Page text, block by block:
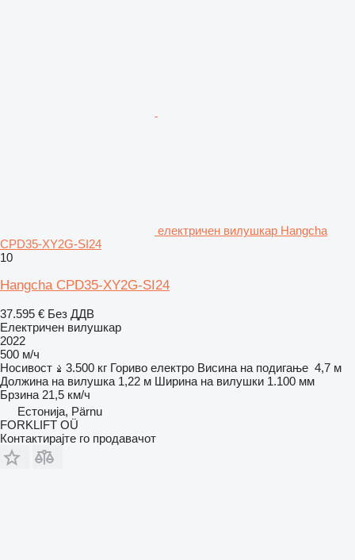
електричен вилушкар Hangcha
CPD35-XY2G-SI24
10
Hangcha CPD35-XY2G-SI24
37.595 € Без ДДВ
Електричен вилушкар
2022
500 м/ч
Носивост
3.500 кг Гориво електро Висина на подигање 4,7 м
Должина на вилушка 1,22 м Ширина на вилушки 1.100 мм
Брзина 21,5 км/ч
Естонија, Pärnu
FORKLIFT OÜ
Контактирајте го продавачот